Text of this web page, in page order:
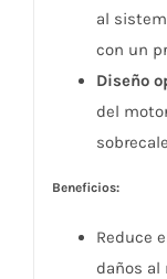
al
con un
Diseño
del
Beneficios:
Reduce
daños al